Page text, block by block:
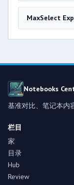
MaxSelect
Notebooks
基准对比、笔记本内
栏目
家
目录
Hub
Review